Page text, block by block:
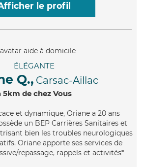
le profil
ÉLÉGANTE
Q., Carsac-Aillac
5km de chez Vous
et dynamique, Oriane a 20 ans
un BEP Carrières Sanitaires et
bien les troubles neurologiques
Oriane apporte ses services de
repassage, rappels et activités*